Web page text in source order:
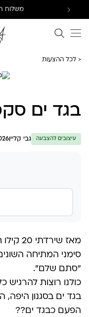
משלוח
חיפוש באתר
< לכל ההצעות
בגד ים
עיצובים להצבעה גבי קליין
מאז
סימני המתיחה
״סתם שלם״.
כולנו רוצות
בגד ים בסגנון
הפעם כבגד ים??